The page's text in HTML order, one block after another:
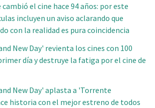
cambió el cine hace 94 años: por este
incluyen un aviso aclarando que
con la realidad es pura coincidencia
New Day' revienta los cines con 100
día y destruye la fatiga por el cine de
New Day' aplasta a 'Torrente
historia con el mejor estreno de todos